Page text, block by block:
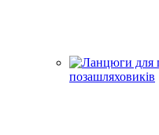
позашляховиків